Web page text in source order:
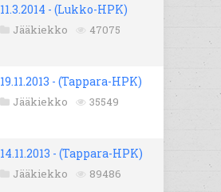
11.3.2014 - (Lukko-HPK)
Jääkiekko 47075
19.11.2013 - (Tappara-HPK)
Jääkiekko 35549
14.11.2013 - (Tappara-HPK)
Jääkiekko 89486